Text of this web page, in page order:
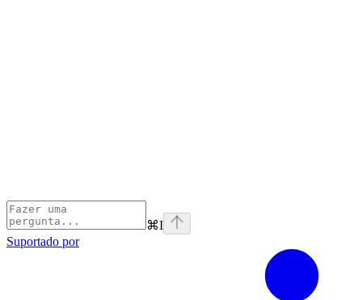
⌘I
Suportado por